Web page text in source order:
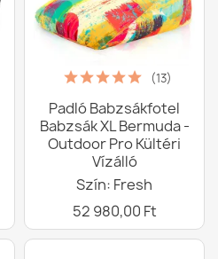
(13)
Padló Babzsákfotel
Babzsák XL Bermuda -
Outdoor Pro Kültéri
Vízálló
Szín: Fresh
52 980,00 Ft